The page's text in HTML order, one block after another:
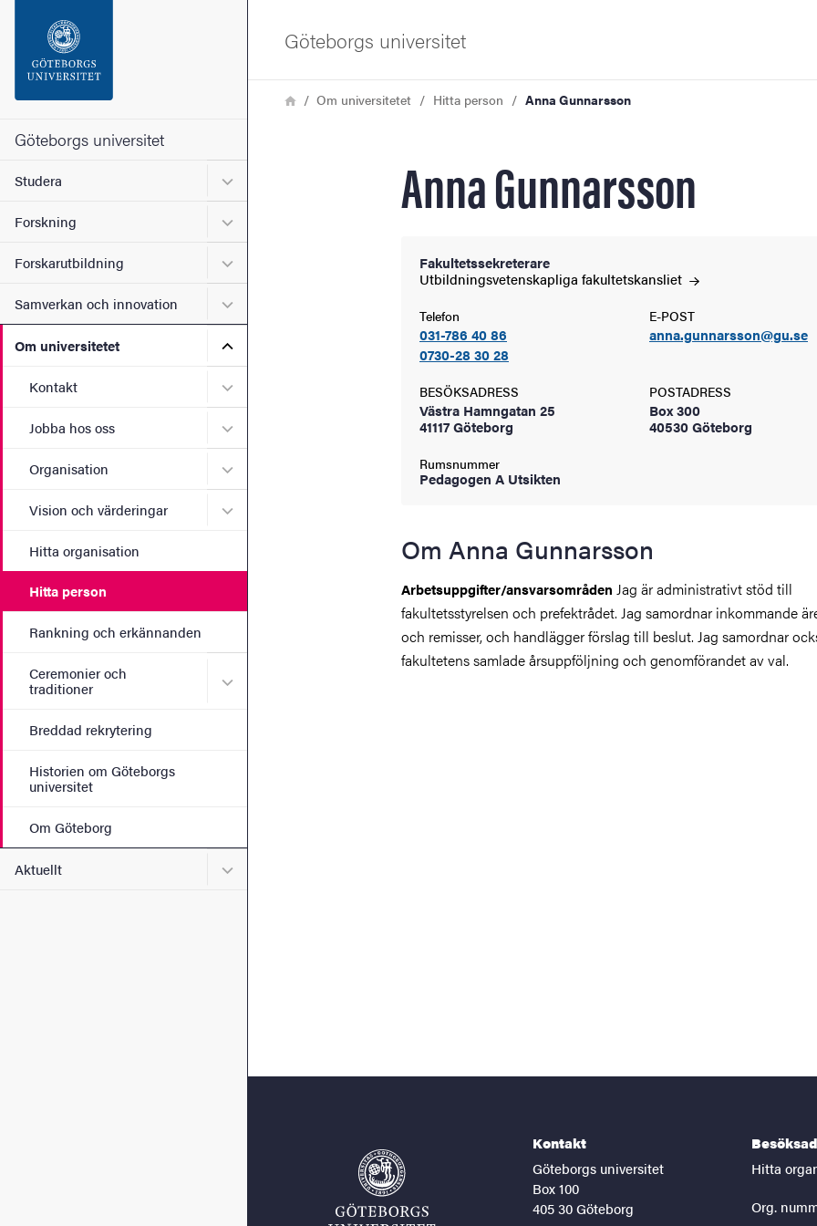
Sidfoten
Om webbplatsen
Göteborgs universitet
Studera Undermeny för Studera
Forskning Undermeny för Forskning
Forskarutbildning Undermeny för Forskarutbildning
Samverkan och innovation Undermeny för Samverkan och innovation
Om universitetet Undermeny för Om universitetet
Kontakt Undermeny för Kontakt
Jobba hos oss Undermeny för Jobba hos oss
Organisation Undermeny för Organisation
Vision och värderingar Undermeny för Vision och värderingar
Hitta organisation
Hitta person
Rankning och erkännanden
Ceremonier och
traditioner
Undermeny för Ceremonier och traditioner
Breddad rekrytering
Historien om Göteborgs
universitet
Om Göteborg
Aktuellt Undermeny för Aktuellt
Göteborgs universitet
LänkstigHemOm universitetet Hitta person Anna Gunnarsson
Anna Gunnarsson
Fakultetssekreterare
Utbildningsvetenskapliga fakultetskansliet
Telefon
031-786 40 86
0730-28 30 28
E-POST
anna.gunnarsson@gu.se
BESÖKSADRESS
Västra Hamngatan 25
41117 Göteborg
Rumsnummer
Pedagogen A Utsikten
POSTADRESS
Box 300
40530 Göteborg
Om Anna Gunnarsson
Arbetsuppgifter/ansvarsområden Jag är administrativt stöd till
fakultetsstyrelsen och prefektrådet. Jag samordnar inkommande
och remisser, och handlägger förslag till beslut. Jag samordnar
fakultetens samlade årsuppföljning och genomförandet av val.
Kontakt
Göteborgs universitet
Box 100
405 30 Göteborg
Hitta
Org.